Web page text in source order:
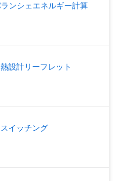
ンシェエネルギー計算
設計リーフレット
イッチング